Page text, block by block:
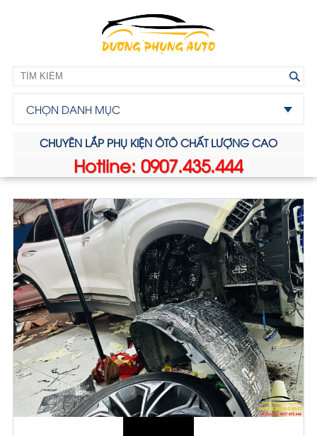
CHỌN DANH MỤC
CHUYÊN LẮP PHỤ KIỆN ÔTÔ CHẤT LƯỢNG CAO
Hotline: 0907.435.444